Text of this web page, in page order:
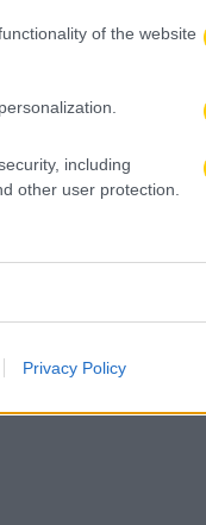
of the website
including
other user protection.
Privacy Policy